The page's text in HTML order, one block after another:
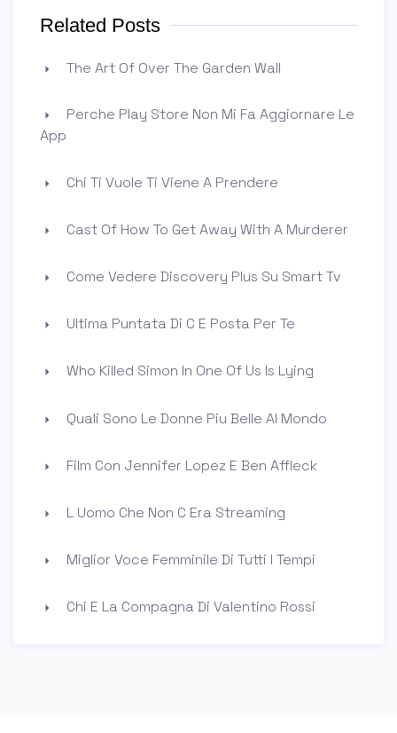
Related Posts
The Art Of Over The Garden Wall
Perche Play Store Non Mi Fa Aggiornare Le
App
Chi Ti Vuole Ti Viene A Prendere
Cast Of How To Get Away With A Murderer
Come Vedere Discovery Plus Su Smart Tv
Ultima Puntata Di C E Posta Per Te
Who Killed Simon In One Of Us Is Lying
Quali Sono Le Donne Piu Belle Al Mondo
Film Con Jennifer Lopez E Ben Affleck
L Uomo Che Non C Era Streaming
Miglior Voce Femminile Di Tutti I Tempi
Chi E La Compagna Di Valentino Rossi